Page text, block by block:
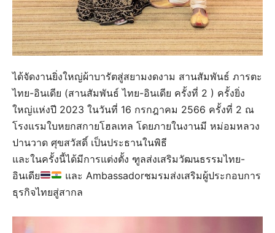
ได้จัดงานยิ่งใหญ่ผ้าบารัตสู่สยามงดงาม สานสัมพันธ์ ภารตะ
ไทย-อินเดีย (สานสัมพันธ์ ไทย-อินเดีย ครั้งที่ 2 ) ครั้งยิ่ง
ใหญ่แห่งปี 2023 ในวันที่ 16 กรกฎาคม 2566 ครั้งที่ 2 ณ
โรงแรมใบหยกสกายโฮลเทล โดยภายในงานมี หม่อมหลวง
ปานวาด ศุขสวัสดิ์ เป็นประธานในพิธี
และในครั้งนี้ได้มีการแต่งตั้ง ฑูลส่งเสริมวัฒนธรรมไทย-
อินเดีย
และ Ambassadorชมรมส่งเสริมผู้ประกอบการ
ธุรกิจไทยสู่สากล